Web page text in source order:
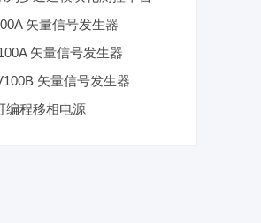
矢量信号发生器
矢量信号发生器
矢量信号发生器
编程移相电源